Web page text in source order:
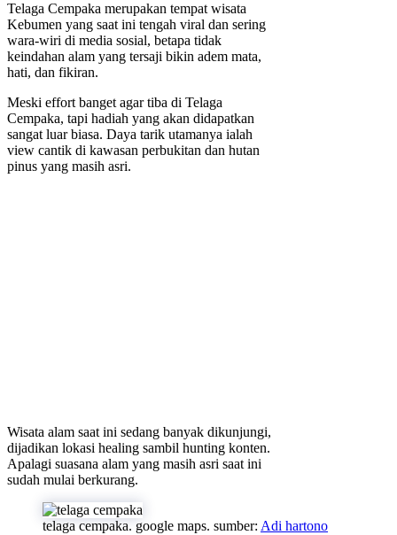
Telaga Cempaka merupakan tempat wisata
Kebumen yang saat ini tengah viral dan sering
wara-wiri di media sosial, betapa tidak
keindahan alam yang tersaji bikin adem mata,
hati, dan fikiran.
Meski effort banget agar tiba di Telaga
Cempaka, tapi hadiah yang akan didapatkan
sangat luar biasa. Daya tarik utamanya ialah
view cantik di kawasan perbukitan dan hutan
pinus yang masih asri.
Wisata alam saat ini sedang banyak dikunjungi,
dijadikan lokasi healing sambil hunting konten.
Apalagi suasana alam yang masih asri saat ini
sudah mulai berkurang.
telaga cempaka. google maps. sumber: Adi hartono